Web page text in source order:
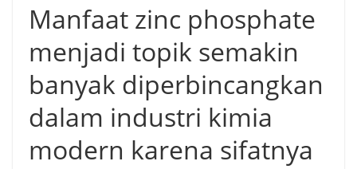
Manfaat zinc phosphate
menjadi topik semakin
banyak diperbincangkan
dalam industri kimia
modern karena sifatnya